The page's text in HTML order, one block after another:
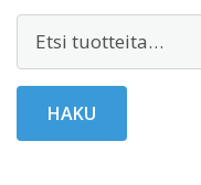
Etsi:
HAKU